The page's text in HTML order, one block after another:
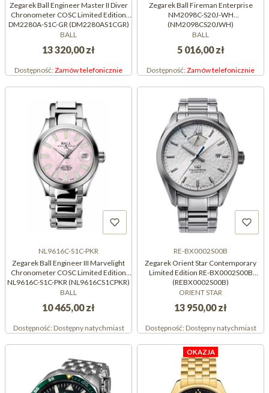
Zegarek Ball Engineer Master II Diver
Chronometer COSC Limited Edition
DM2280A-S1C-GR (DM2280AS1CGR)
BALL
13 320,00 zł
Dostępność:Zamów telefonicznie
Zegarek Ball Fireman Enterprise
NM2098C-S20J-WH
(NM2098CS20JWH)
BALL
5 016,00 zł
Dostępność:Zamów telefonicznie
NL9616C-S1C-PKR
Zegarek Ball Engineer III Marvelight
Chronometer COSC Limited Edition
NL9616C-S1C-PKR (NL9616CS1CPKR)
BALL
10 465,00 zł
Dostępność:Dostępny natychmiast
RE-BX0002S00B
Zegarek Orient Star Contemporary
Limited Edition RE-BX0002S00B
(REBX0002S00B)
ORIENT STAR
13 950,00 zł
Dostępność:Dostępny natychmiast
OKAZJA